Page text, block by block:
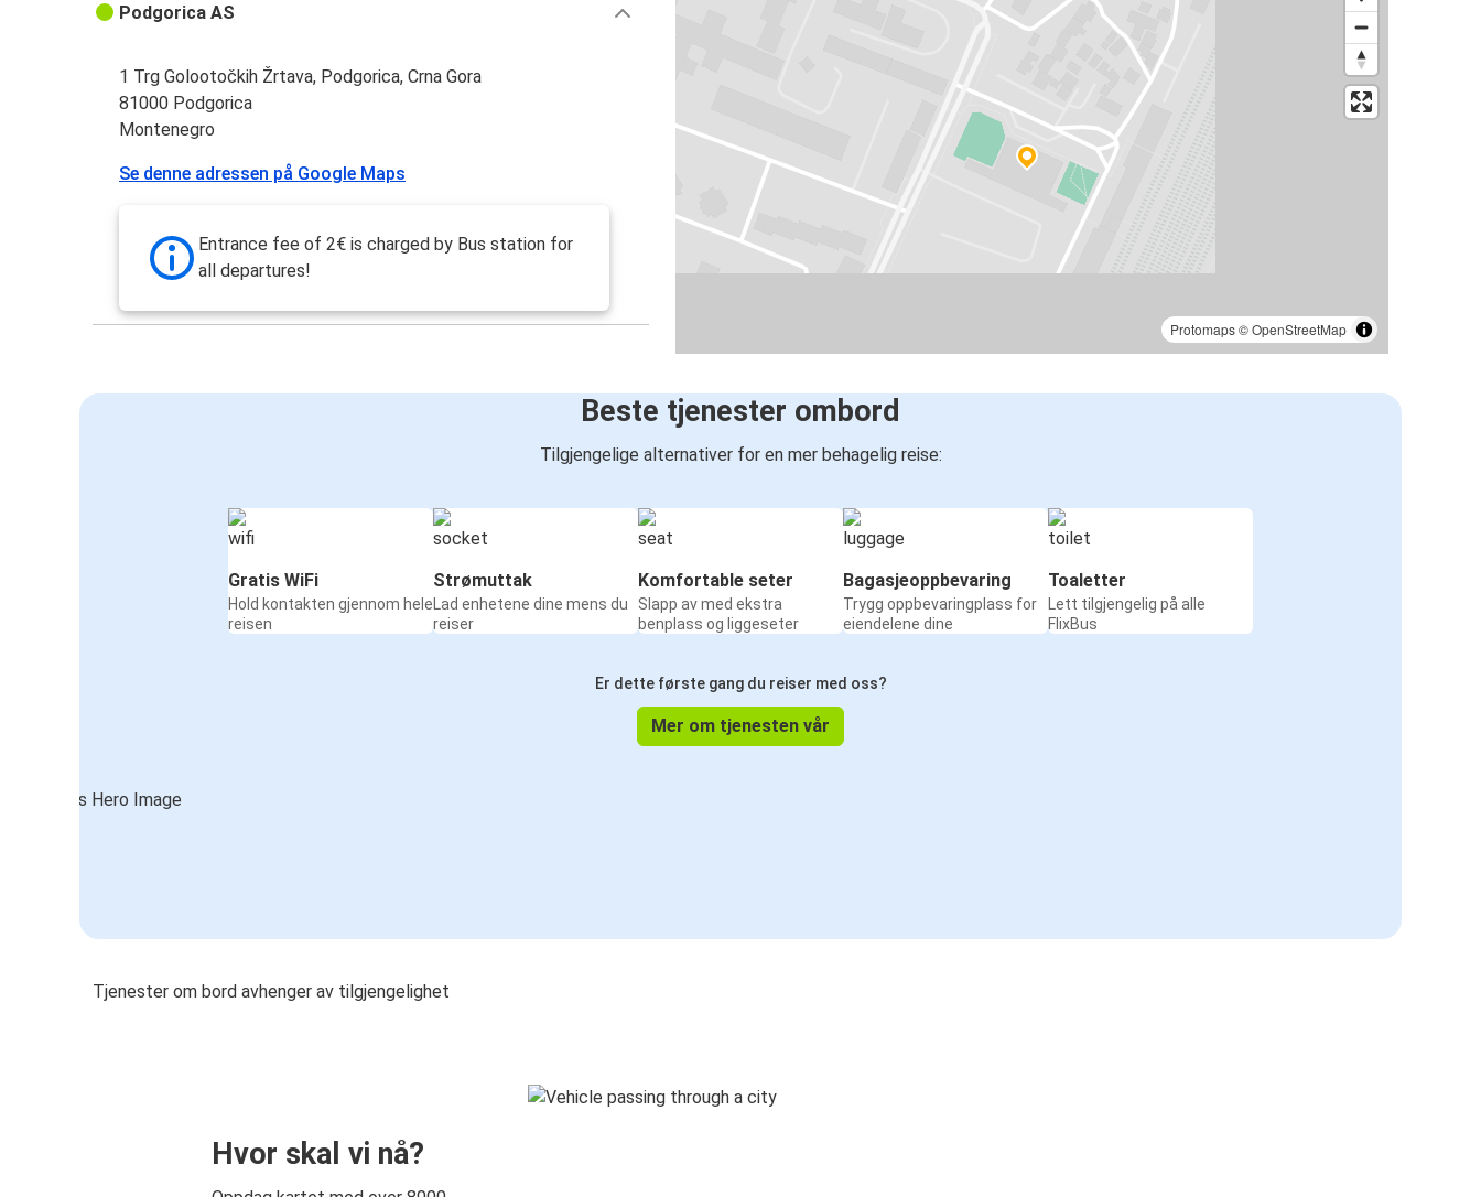
Protomaps©OpenStreetMap
Podgorica AS
1 Trg Golootočkih Žrtava, Podgorica, Crna Gora
81000 Podgorica
Montenegro
Se denne adressen på Google Maps
Entrance fee of 2€ is charged by Bus station for
all departures!
Beste tjenester ombord
Tilgjengelige alternativer for en mer behagelig reise:
Gratis WiFi
Hold kontakten gjennom hele
reisen
Strømuttak
Lad enhetene dine mens du
reiser
Komfortable seter
Slapp av med ekstra
benplass og liggeseter
Bagasjeoppbevaring
Trygg oppbevaringplass for
eiendelene dine
Toaletter
Lett tilgjengelig på alle
FlixBus
Er dette første gang du reiser med oss?
Mer om tjenesten vår
Tjenester om bord avhenger av tilgjengelighet
Hvor skal vi nå?